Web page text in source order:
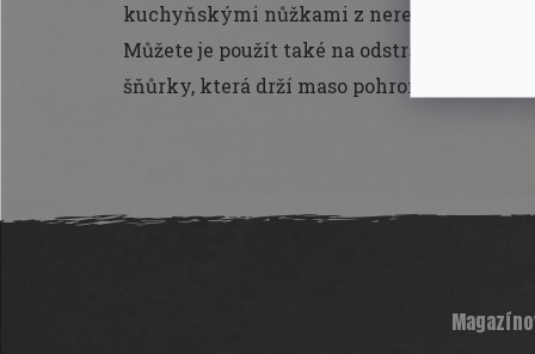
kuchyňskými nůžkami z nerezové oceli
Můžete je použít také na odstranění
šňůrky, která drží maso pohromadě.
á